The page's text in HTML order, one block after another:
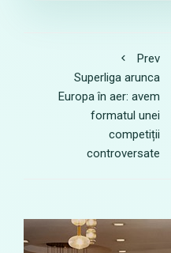
Prev
Superliga arunca
Europa în aer: avem
formatul unei
competiții
controversate